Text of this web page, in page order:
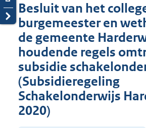
Besluit van het
burgemeester en
de gemeente
houdende regels
subsidie
(Subsidieregeling
Schakelonderwijs
2020)